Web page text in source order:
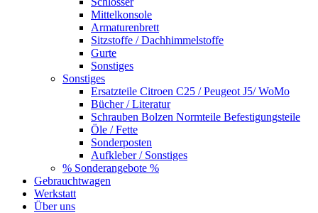
Mittelkonsole
Armaturenbrett
Sitzstoffe / Dachhimmelstoffe
Gurte
Sonstiges
Sonstiges
Ersatzteile Citroen C25 / Peugeot J5/ WoMo
Bücher / Literatur
Schrauben Bolzen Normteile Befestigungsteile
Öle / Fette
Sonderposten
Aufkleber / Sonstiges
% Sonderangebote %
Gebrauchtwagen
Werkstatt
Über uns